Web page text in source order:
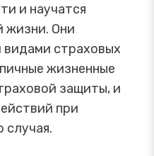
и научатся
жизни. Они
видами страховых
жизненные
защиты, и
при
случая.